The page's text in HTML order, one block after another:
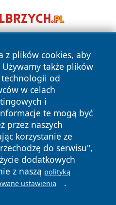
z plików cookies, aby
Używamy także plików
od
w celach
i
te mogą być
przez naszych
korzystanie ze
do serwisu",
dodatkowych
z naszą polityką
ustawienia .
Wszystkie prawa zastrzeżone.
Polityka
Cookies